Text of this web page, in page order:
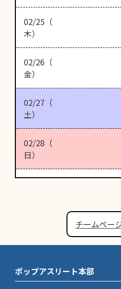
02/25（
木）
02/26（
金）
02/27（
土）
02/28（
日）
チームペー
ポップアスリート本部